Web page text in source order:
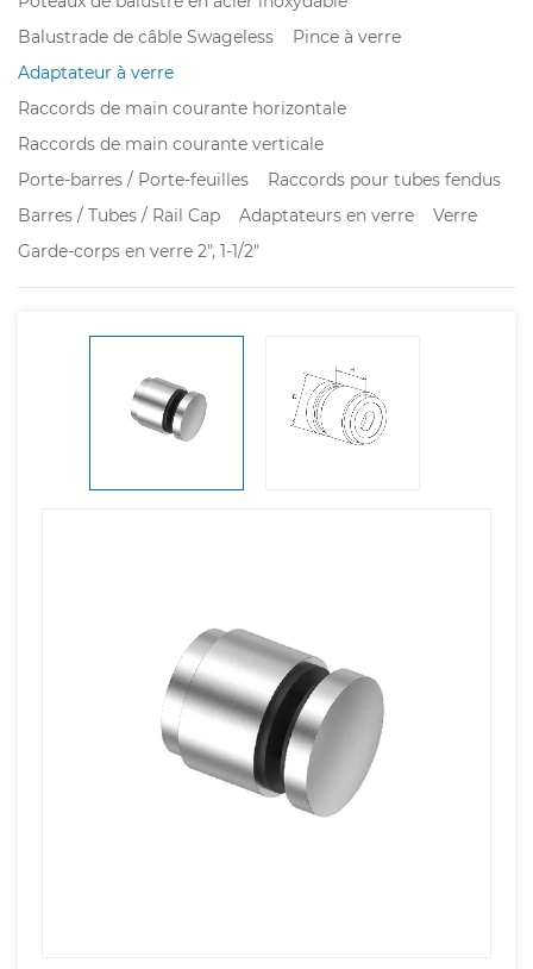
Balustrade de câble Swageless
Pince à verre
Adaptateur à verre
Raccords de main courante horizontale
Raccords de main courante verticale
Porte-barres / Porte-feuilles
Raccords pour tubes fendus
Barres / Tubes / Rail Cap
Adaptateurs en verre
Verre
Garde-corps en verre 2", 1-1/2"